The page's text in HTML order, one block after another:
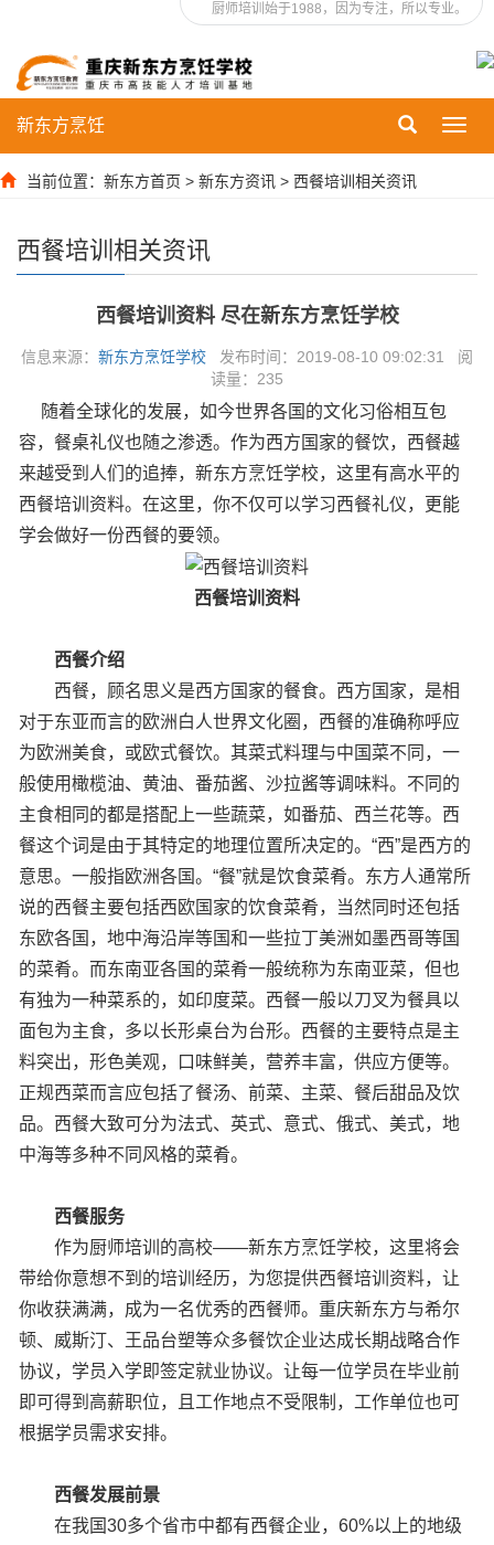
厨师培训始于1988，因为专注，所以专业。
新东方烹饪
当前位置： 新东方首页 > 新东方资讯 > 西餐培训相关资讯
西餐培训相关资讯
西餐培训资料 尽在新东方烹饪学校
信息来源： 新东方烹饪学校 发布时间：2019-08-10 09:02:31 阅
读量： 235
随着全球化的发展，如今世界各国的文化习俗相互包
容，餐桌礼仪也随之渗透。作为西方国家的餐饮，西餐越
来越受到人们的追捧，新东方烹饪学校，这里有高水平的
西餐培训资料。在这里，你不仅可以学习西餐礼仪，更能
学会做好一份西餐的要领。
西餐培训资料
西餐介绍
西餐，顾名思义是西方国家的餐食。西方国家，是相
对于东亚而言的欧洲白人世界文化圈，西餐的准确称呼应
为欧洲美食，或欧式餐饮。其菜式料理与中国菜不同，一
般使用橄榄油、黄油、番茄酱、沙拉酱等调味料。不同的
主食相同的都是搭配上一些蔬菜，如番茄、西兰花等。西
餐这个词是由于其特定的地理位置所决定的。“西”是西方的
意思。一般指欧洲各国。“餐”就是饮食菜肴。东方人通常所
说的西餐主要包括西欧国家的饮食菜肴，当然同时还包括
东欧各国，地中海沿岸等国和一些拉丁美洲如墨西哥等国
的菜肴。而东南亚各国的菜肴一般统称为东南亚菜，但也
有独为一种菜系的，如印度菜。西餐一般以刀叉为餐具以
面包为主食，多以长形桌台为台形。西餐的主要特点是主
料突出，形色美观，口味鲜美，营养丰富，供应方便等。
正规西菜而言应包括了餐汤、前菜、主菜、餐后甜品及饮
品。西餐大致可分为法式、英式、意式、俄式、美式，地
中海等多种不同风格的菜肴。
西餐服务
作为厨师培训的高校——新东方烹饪学校，这里将会
带给你意想不到的培训经历，为您提供西餐培训资料，让
你收获满满，成为一名优秀的西餐师。重庆新东方与希尔
顿、威斯汀、王品台塑等众多餐饮企业达成长期战略合作
协议，学员入学即签定就业协议。让每一位学员在毕业前
即可得到高薪职位，且工作地点不受限制，工作单位也可
根据学员需求安排。
西餐发展前景
在我国30多个省市中都有西餐企业，60%以上的地级